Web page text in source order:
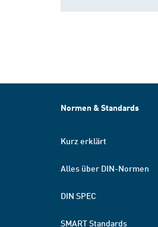
Normen & Standards
Kurz erklärt
Alles über DIN-Normen
DIN SPEC
SMART Standards